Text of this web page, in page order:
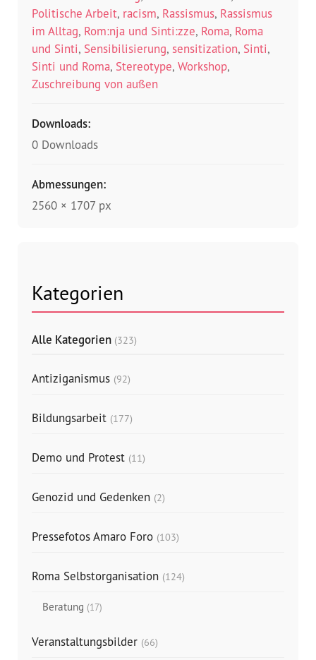
Kategorien
Alle Kategorien (323)
Antiziganismus (92)
Bildungsarbeit (177)
Demo und Protest (11)
Genozid und Gedenken (2)
Pressefotos Amaro Foro (103)
Roma Selbstorganisation (124)
Beratung (17)
Veranstaltungsbilder (66)
Politische Arbeit, racism, Rassismus, Rassismus
im Alltag, Rom:nja und Sinti:zze, Roma, Roma
und Sinti, Sensibilisierung, sensitization, Sinti,
Sinti und Roma, Stereotype, Workshop,
Zuschreibung von außen
Downloads:
0 Downloads
Abmessungen:
2560 × 1707 px